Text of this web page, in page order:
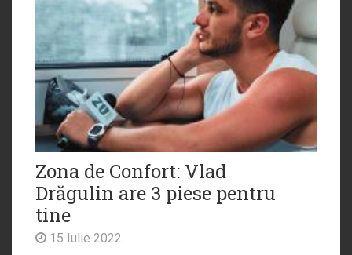
Zona de Confort: Vlad
Drăgulin are 3 piese pentru
tine
15 Iulie 2022